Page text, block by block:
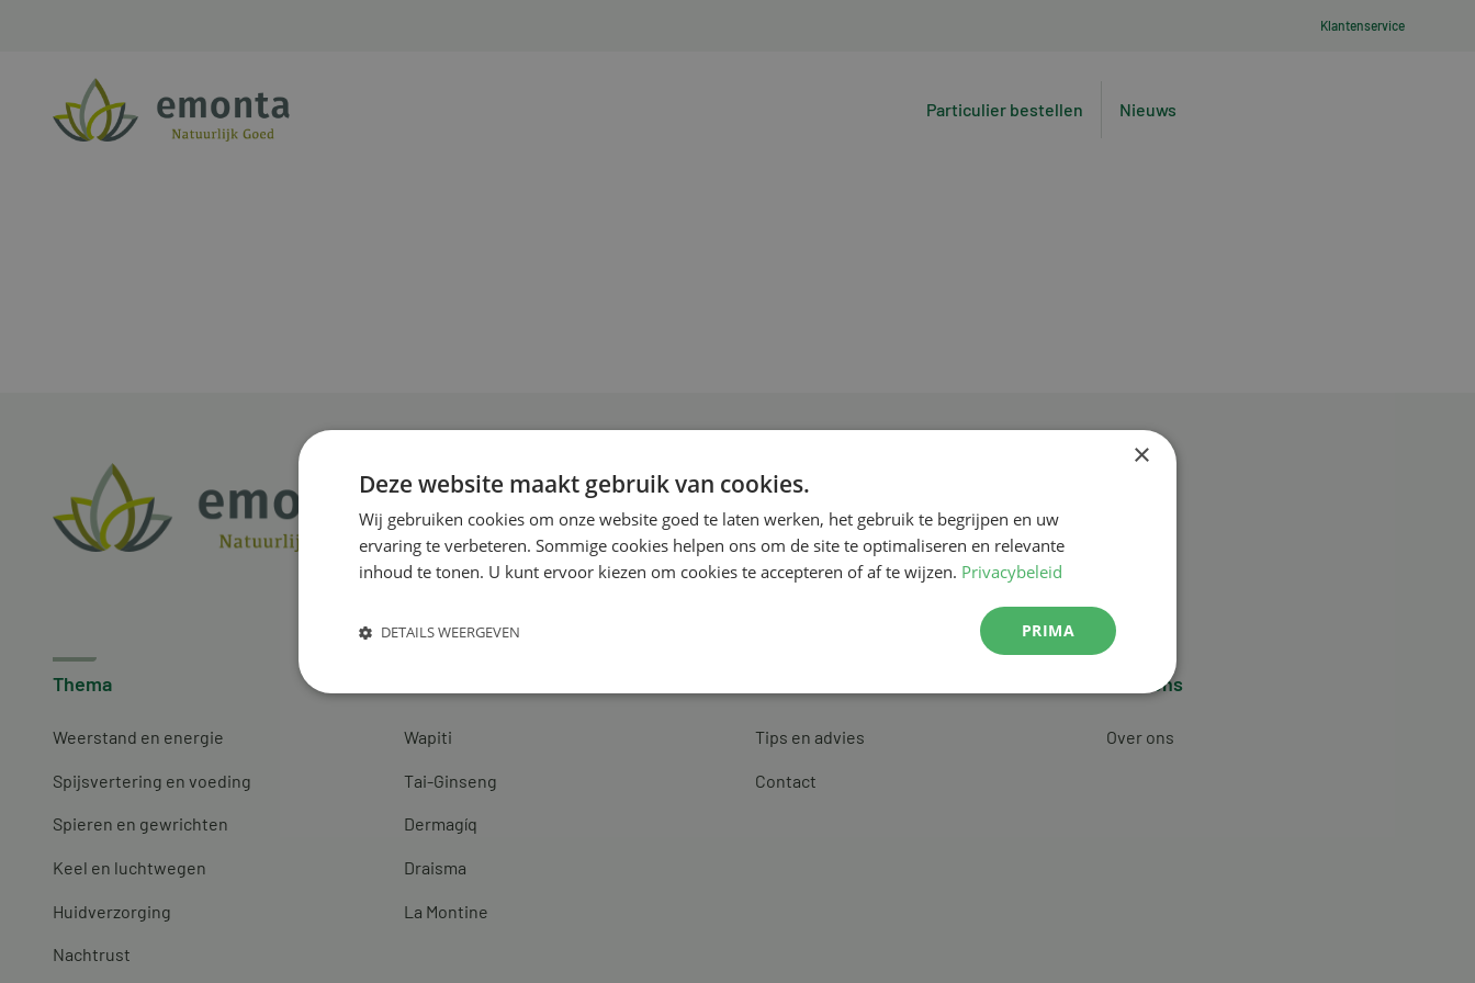
Klantenservice
Particulier bestellen Nieuws
Thema
Weerstand en energie
Spijsvertering en voeding
Spieren en gewrichten
Keel en luchtwegen
Huidverzorging
Nachtrust
Wapiti
Tai-Ginseng
Dermagíq
Draisma
La Montine
Tips en advies
Contact
Over ons
Over ons
×
Deze website maakt gebruik van cookies.
Wij gebruiken cookies om onze website goed te laten werken, het gebruik te begrijpen en uw
ervaring te verbeteren. Sommige cookies helpen ons om de site te optimaliseren en relevante
inhoud te tonen. U kunt ervoor kiezen om cookies te accepteren of af te wijzen. Privacybeleid
PRIMA
DETAILS WEERGEVEN